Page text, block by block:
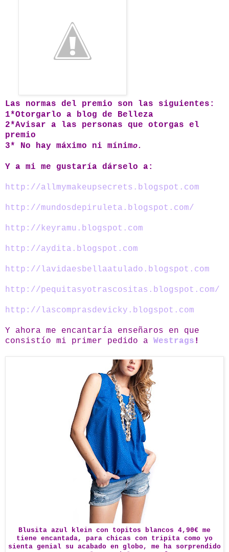
Las normas del premio son las siguientes:
1*Otorgarlo a blog de Belleza
2*Avisar a las personas que otorgas el
premio
3* No hay máximo ni mínimo.
Y a mi me gustaría dárselo a:
http://allmymakeupsecrets.blogspot.com
http://mundosdepiruleta.blogspot.com/
http://keyramu.blogspot.com
http://aydita.blogspot.com
http://lavidaesbellaatulado.blogspot.com
http://pequitasyotrascositas.blogspot.com/
http://lascomprasdevicky.blogspot.com
Y ahora me encantaría enseñaros en que
consistío mi primer pedido a Westrags !
Blusita azul klein con topitos blancos 4,90€ me
tiene encantada, para chicas con tripita como yo
sienta genial su acabado en globo, me ha sorprendido